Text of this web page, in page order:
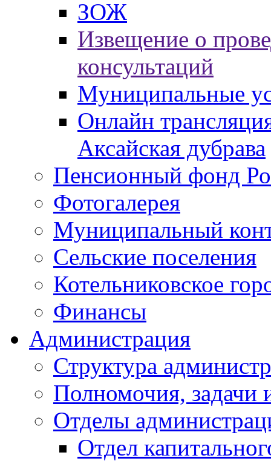
ЗОЖ
Извещение о
консультаций
Муниципальные
Онлайн
Аксайская дубрава
Пенсионный фонд
Фотогалерея
Муниципальный
Сельские поселения
Котельниковское
Финансы
Администрация
Структура
Полномочия, задачи
Отделы
Отдел